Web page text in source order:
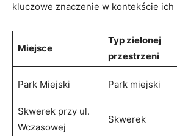
kluczowe znaczenie w kontekście ich
Miejsce
Typ zielonej‌
przestrzeni
Park ​Miejski Park miejski
Skwerek przy ul.
Wczasowej
Skwerek